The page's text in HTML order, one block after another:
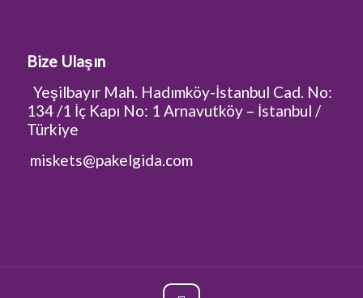
Bize Ulaşın
Yeşilbayır Mah. Hadımköy-İstanbul Cad. No:
134 /1 İç Kapı No: 1 Arnavutköy – İstanbul /
Türkiye
miskets@pakelgida.com